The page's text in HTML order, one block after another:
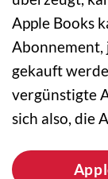
Apple Books
Abonnement,
gekauft
vergünstigte
sich also, die